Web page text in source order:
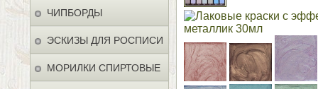
ЧИПБОРДЫ
ЭСКИЗЫ ДЛЯ РОСПИСИ
МОРИЛКИ СПИРТОВЫЕ